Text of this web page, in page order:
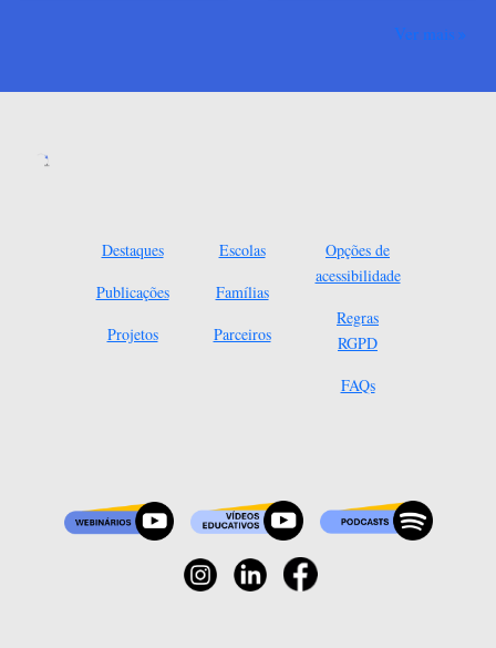
Ver mais
Destaques
Publicações
Projetos
Escolas
Famílias
Parceiros
Opções de
acessibilidade
Regras
RGPD
FAQs